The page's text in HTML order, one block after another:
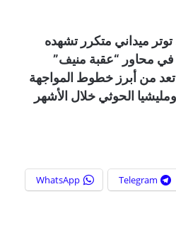
ميداني متكرر تشهده
محاور “عقبة منيف”
من أبرز خطوط المواجهة
الحوثي خلال الأشهر
Telegram
WhatsApp